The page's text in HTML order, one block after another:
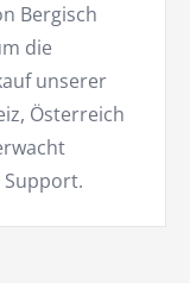
Bergisch
die
unserer
Österreich